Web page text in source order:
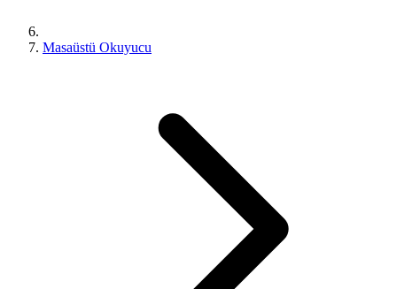
Masaüstü Okuyucu